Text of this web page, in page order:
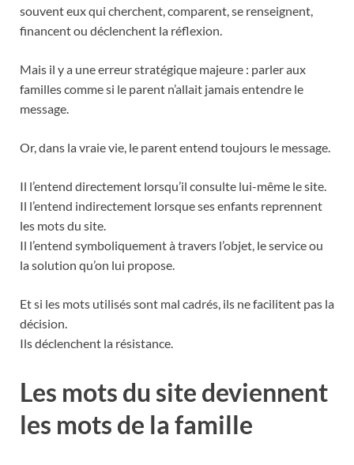
souvent eux qui cherchent, comparent, se renseignent,
financent ou déclenchent la réflexion.
Mais il y a une erreur stratégique majeure : parler aux
familles comme si le parent n’allait jamais entendre le
message.
Or, dans la vraie vie, le parent entend toujours le message.
Il l’entend directement lorsqu’il consulte lui-même le site.
Il l’entend indirectement lorsque ses enfants reprennent
les mots du site.
Il l’entend symboliquement à travers l’objet, le service ou
la solution qu’on lui propose.
Et si les mots utilisés sont mal cadrés, ils ne facilitent pas la
décision.
Ils déclenchent la résistance.
Les mots du site deviennent
les mots de la famille